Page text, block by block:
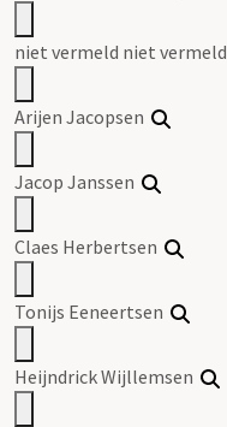
niet vermeld niet vermeld
Arijen Jacopsen
Jacop Janssen
Claes Herbertsen
Tonijs Eeneertsen
Heijndrick Wijllemsen